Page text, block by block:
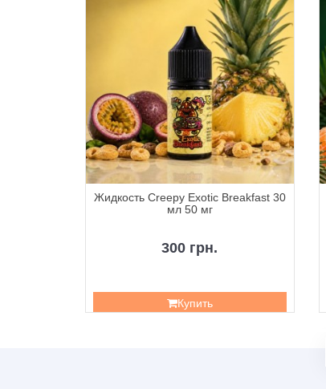
Жидкость Creepy Exotic Breakfast 30
мл 50 мг
300 грн.
Купить